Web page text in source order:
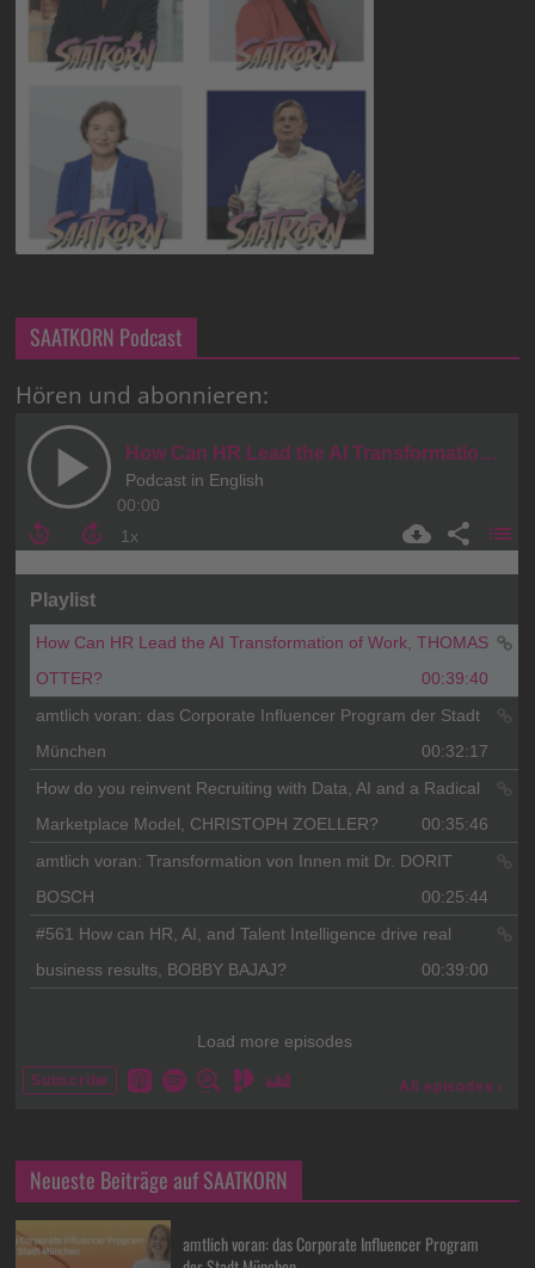
SAATKORN Podcast
Hören und abonnieren:
Neueste Beiträge auf SAATKORN
amtlich voran: das Corporate Influencer Program